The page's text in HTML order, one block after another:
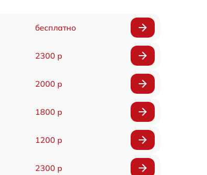
бесплатно
2300 р
2000 р
1800 р
1200 р
2300 р